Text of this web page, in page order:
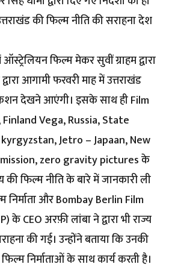
की फिल्म नीति की सराहना देश
फिल्म मेकर सुवीं ग्राहम द्वारा
आगामी फरवरी माह में उत्तराखंड
देखने आएंगी। इसके साथ ही Film
Vega, Russia, State
Jetro – Japaan, New
zero gravity pictures के
की फिल्म नीति के बारे में जानकारी ली
निर्माता और Bombay Berlin Film
के CEO अरफ़ी लांबा ने द्वारा भी राज्य
की गई। उन्होंने बताया कि उनकी
निर्माताओं के साथ कार्य करती है।